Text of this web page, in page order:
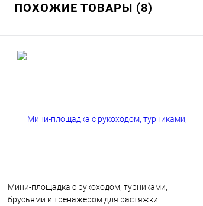
ПОХОЖИЕ ТОВАРЫ (8)
Мини-площадка с рукоходом, турниками,
брусьями и тренажером для растяжки